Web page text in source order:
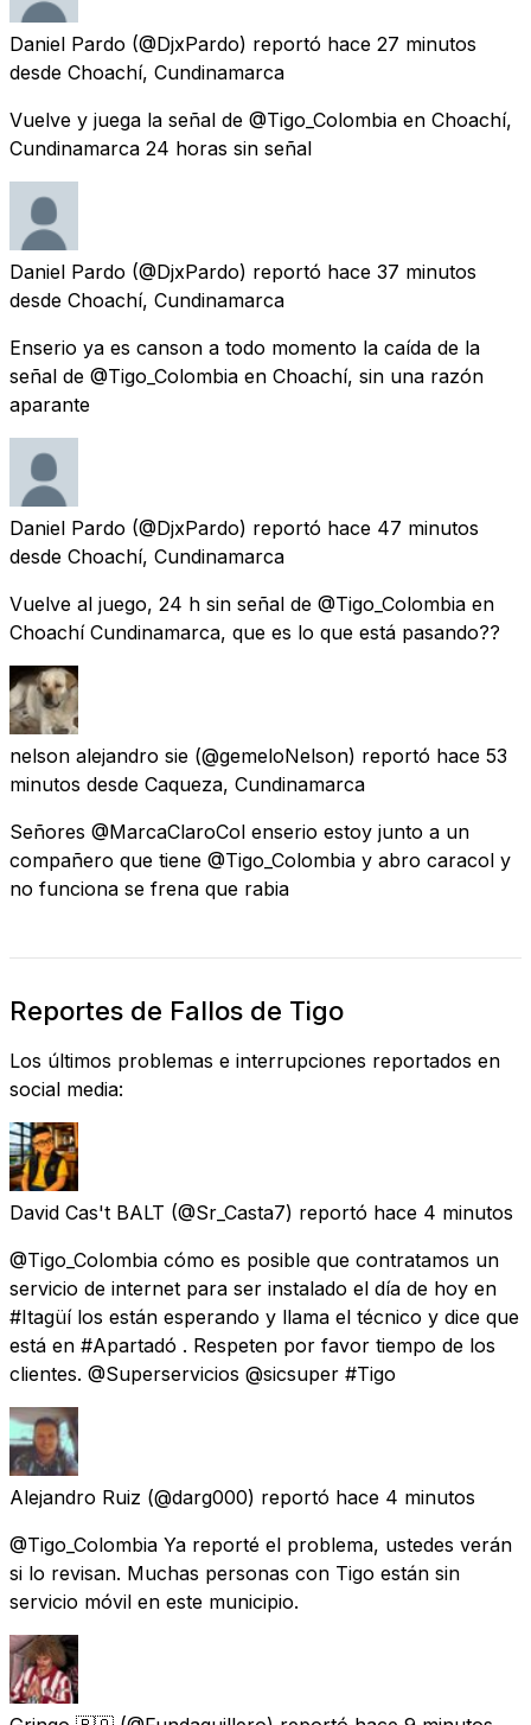
Daniel Pardo (@DjxPardo) reportó hace 27 minutos
desde Choachí, Cundinamarca
Vuelve y juega la señal de @Tigo_Colombia en Choachí,
Cundinamarca 24 horas sin señal
Daniel Pardo (@DjxPardo) reportó hace 37 minutos
desde Choachí, Cundinamarca
Enserio ya es canson a todo momento la caída de la
señal de @Tigo_Colombia en Choachí, sin una razón
aparante
Daniel Pardo (@DjxPardo) reportó hace 47 minutos
desde Choachí, Cundinamarca
Vuelve al juego, 24 h sin señal de @Tigo_Colombia en
Choachí Cundinamarca, que es lo que está pasando??
nelson alejandro sie (@gemeloNelson) reportó hace 53
minutos desde Caqueza, Cundinamarca
Señores @MarcaClaroCol enserio estoy junto a un
compañero que tiene @Tigo_Colombia y abro caracol y
no funciona se frena que rabia
Reportes de Fallos de Tigo
Los últimos problemas e interrupciones reportados en
social media:
David Cas't BALT (@Sr_Casta7) reportó hace 4 minutos
@Tigo_Colombia cómo es posible que contratamos un
servicio de internet para ser instalado el día de hoy en
#Itagüí los están esperando y llama el técnico y dice que
está en #Apartadó . Respeten por favor tiempo de los
clientes. @Superservicios @sicsuper #Tigo
Alejandro Ruiz (@darg000) reportó hace 4 minutos
@Tigo_Colombia Ya reporté el problema, ustedes verán
si lo revisan. Muchas personas con Tigo están sin
servicio móvil en este municipio.